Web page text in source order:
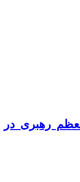
رهبری در